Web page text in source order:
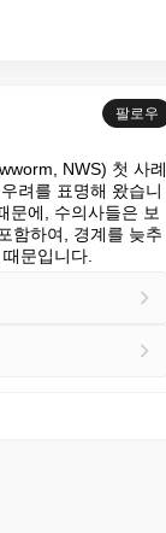
팔로우
NWS) 첫 사례
려를 표명해 왔습니
문에, 수의사들은 보
함하여, 경계를 늦추
문입니다.